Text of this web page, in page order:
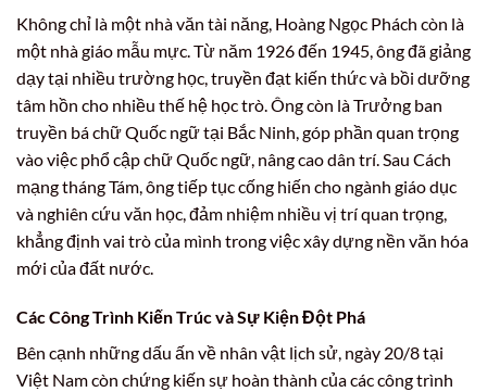
Không chỉ là một nhà văn tài năng, Hoàng Ngọc Phách còn là
một nhà giáo mẫu mực. Từ năm 1926 đến 1945, ông đã giảng
dạy tại nhiều trường học, truyền đạt kiến thức và bồi dưỡng
tâm hồn cho nhiều thế hệ học trò. Ông còn là Trưởng ban
truyền bá chữ Quốc ngữ tại Bắc Ninh, góp phần quan trọng
vào việc phổ cập chữ Quốc ngữ, nâng cao dân trí. Sau Cách
mạng tháng Tám, ông tiếp tục cống hiến cho ngành giáo dục
và nghiên cứu văn học, đảm nhiệm nhiều vị trí quan trọng,
khẳng định vai trò của mình trong việc xây dựng nền văn hóa
mới của đất nước.
Các Công Trình Kiến Trúc và Sự Kiện Đột Phá
Bên cạnh những dấu ấn về nhân vật lịch sử, ngày 20/8 tại
Việt Nam còn chứng kiến sự hoàn thành của các công trình